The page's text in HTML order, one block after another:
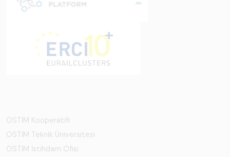
OSTİM Kooperatifi
OSTİM Teknik Üniversitesi
OSTİM İstihdam Ofisi